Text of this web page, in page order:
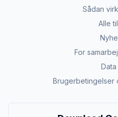
Sådan
Alle
For
Data
Brugerbetingelser